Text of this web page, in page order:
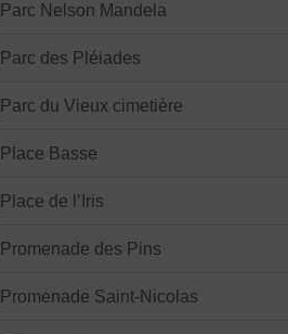
Parc Nelson Mandela
Parc des Pléiades
Parc du Vieux cimetière
Place Basse
Place de l’Iris
Promenade des Pins
Promenade Saint-Nicolas